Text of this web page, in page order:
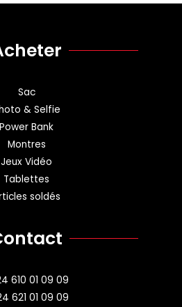
Sac
& Selfie
Power Bank
Montres
Jeux Vidéo
Tablettes
soldés
610 01 09 09
621 01 09 09